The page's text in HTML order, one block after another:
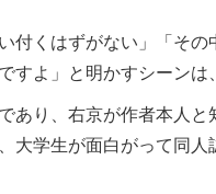
くはずがない」「その
すよ」と明かすシーンは
り、右京が作者本人と
大学生が面白がって同